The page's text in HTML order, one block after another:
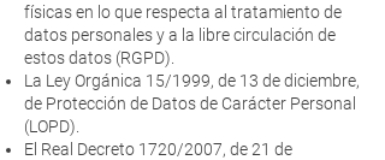
físicas en lo que respecta al tratamiento de
datos personales y a la libre circulación de
estos datos (RGPD).
La Ley Orgánica 15/1999, de 13 de diciembre,
de Protección de Datos de Carácter Personal
(LOPD).
El Real Decreto 1720/2007, de 21 de